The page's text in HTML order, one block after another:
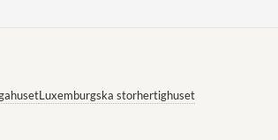
Luxemburgska storhertighuset